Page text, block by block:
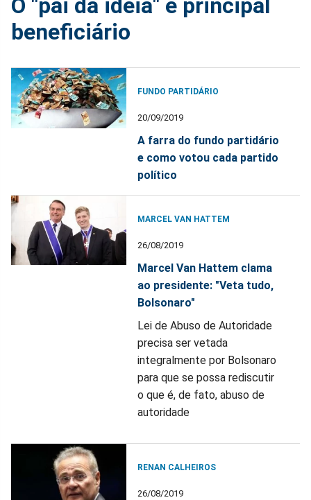
O "pai da ideia" e principal
beneficiário
FUNDO PARTIDÁRIO
20/09/2019
A farra do fundo partidário
e como votou cada partido
político
MARCEL VAN HATTEM
26/08/2019
Marcel Van Hattem clama
ao presidente: "Veta tudo,
Bolsonaro"
Lei de Abuso de Autoridade
precisa ser vetada
integralmente por Bolsonaro
para que se possa rediscutir
o que é, de fato, abuso de
autoridade
RENAN CALHEIROS
26/08/2019